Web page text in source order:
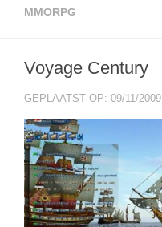
MMORPG
Voyage Century
GEPLAATST OP: 09/11/2009